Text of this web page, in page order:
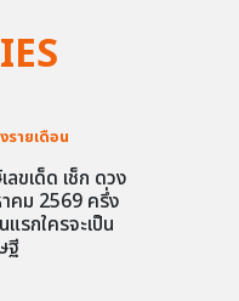
รายเดือน
ลขเด็ด เช็ก ดวง
คม 2569 ครึ่ง
แรกใครจะเป็น
ฐี